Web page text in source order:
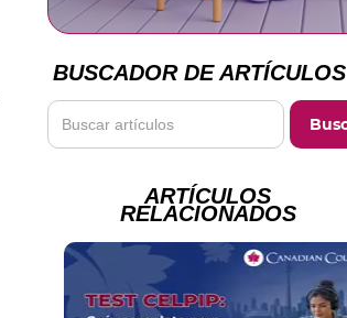
BUSCADOR DE ARTÍCULOS
ARTÍCULOS
RELACIONADOS